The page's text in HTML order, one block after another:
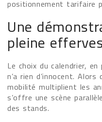
positionnement tarifaire
Une
pleine
Le choix du calendrier,
n’a rien d’innocent.
mobilité multiplient les
s’offre une scène
des stands.